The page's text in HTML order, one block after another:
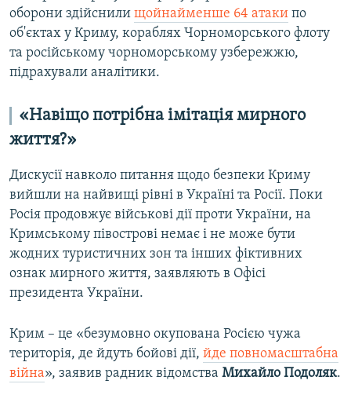
оборони здійснили щойнайменше 64 атаки по
об'єктах у Криму, кораблях Чорноморського флоту
та російському чорноморському узбережжю,
підрахували аналітики.
«Навіщо потрібна імітація мирного
життя?»
Дискусії навколо питання щодо безпеки Криму
вийшли на найвищі рівні в Україні та Росії. Поки
Росія продовжує військові дії проти України, на
Кримському півострові немає і не може бути
жодних туристичних зон та інших фіктивних
ознак мирного життя, заявляють в Офісі
президента України.
Крим – це «безумовно окупована Росією чужа
територія, де йдуть бойові дії, йде повномасштабна
війна», заявив радник відомства Михайло Подоляк.